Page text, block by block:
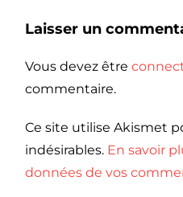
Laisser un
Vous devez être
commentaire.
Ce site utilise Akismet
indésirables. En savoir
données de vos